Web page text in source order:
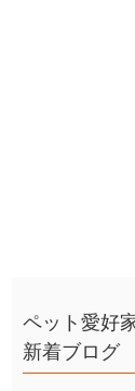
ペット愛好
新着ブログ